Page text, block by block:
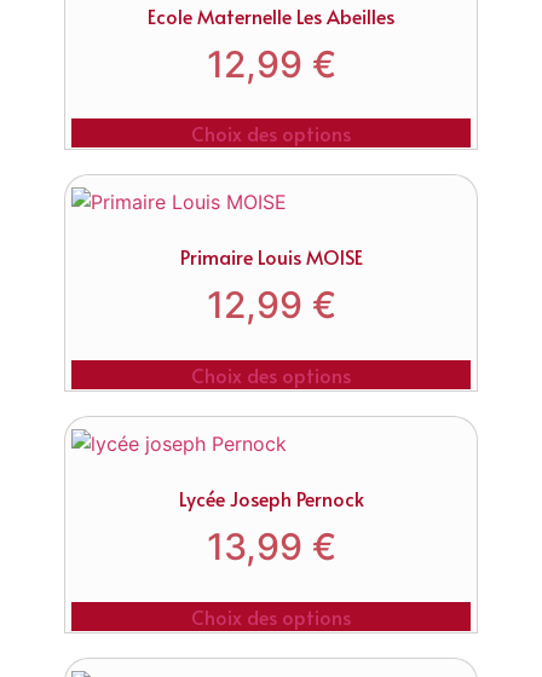
Ecole Maternelle Les Abeilles
12,99 €
Choix des options
Primaire Louis MOISE
12,99 €
Choix des options
Lycée Joseph Pernock
13,99 €
Choix des options